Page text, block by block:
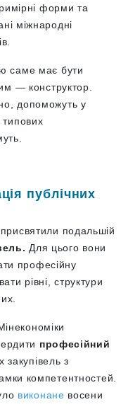
форми та
міжнародні
саме має бути
— конструктор.
допоможуть у
типових
публічних
подальшій
Для цього вони
професійну
рівні, структури
професійний
закупівель з
компетентностей.
виконане восени